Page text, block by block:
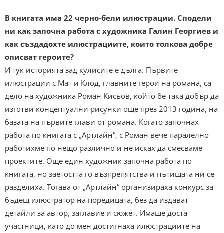
В книгата има 22 черно-бели илюстрации. Сподели
ни как започна работа с художника Галин Георгиев и
как създадохте илюстрациите, които толкова добре
описват героите?
И тук историята зад кулисите е дълга. Първите
илюстрации с Мат и Клод, главните герои на романа, са
дело на художника Роман Кисьов, който бе така добър да
изготви концептуални рисунки още през 2013 година, на
базата на първите глави от романа. Когато започнах
работа по книгата с „Артлайн“, с Роман вече паралелно
работихме по нещо различно и не исках да смесваме
проектите. Още един художник започна работа по
книгата, но заетостта го възпрепятства и пътищата ни се
разделиха. Тогава от „Артлайн“ организираха конкурс за
бъдещ илюстратор на поредицата, без да издават
детайли за автор, заглавие и сюжет. Имаше доста
участници, като до мен достигнаха илюстрациите на